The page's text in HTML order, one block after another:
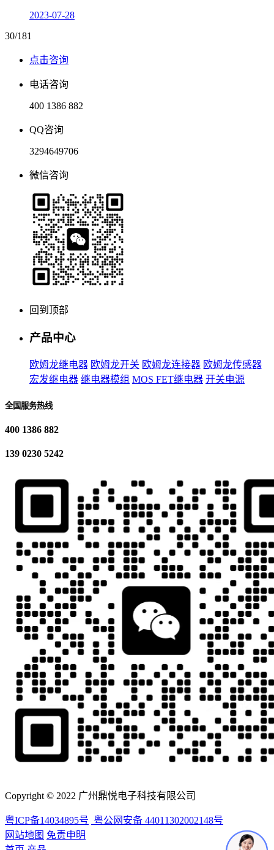
2023-07-28
30/181
点击咨询
电话咨询
400 1386 882
QQ咨询
3294649706
微信咨询
回到顶部
产品中心
欧姆龙继电器 欧姆龙开关 欧姆龙连接器 欧姆龙传感器
宏发继电器 继电器模组 MOS FET继电器 开关电源
全国服务热线
400 1386 882
139 0230 5242
Copyright © 2022 广州鼎悦电子科技有限公司
粤ICP备14034895号 粤公网安备 44011302002148号
网站地图 免责申明